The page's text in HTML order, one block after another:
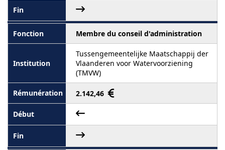
Membre du conseil d'administration
Tussengemeentelijke Maatschappij der
Vlaanderen voor Watervoorziening
(TMVW)
2.142,46